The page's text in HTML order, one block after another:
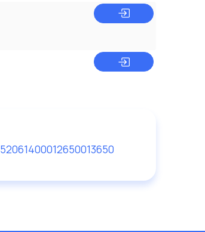
52061400012650013650